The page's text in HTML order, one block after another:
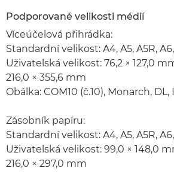
Podporované velikosti médií
Víceúčelová přihrádka:
Standardní velikost: A4, A5, A5R,
Uživatelská velikost: 76,2 × 127,0
216,0 × 355,6 mm
Obálka: COM10 (č.10), Monarch, DL,
Zásobník papíru:
Standardní velikost: A4, A5, A5R,
Uživatelská velikost: 99,0 × 148,0
216,0 × 297,0 mm